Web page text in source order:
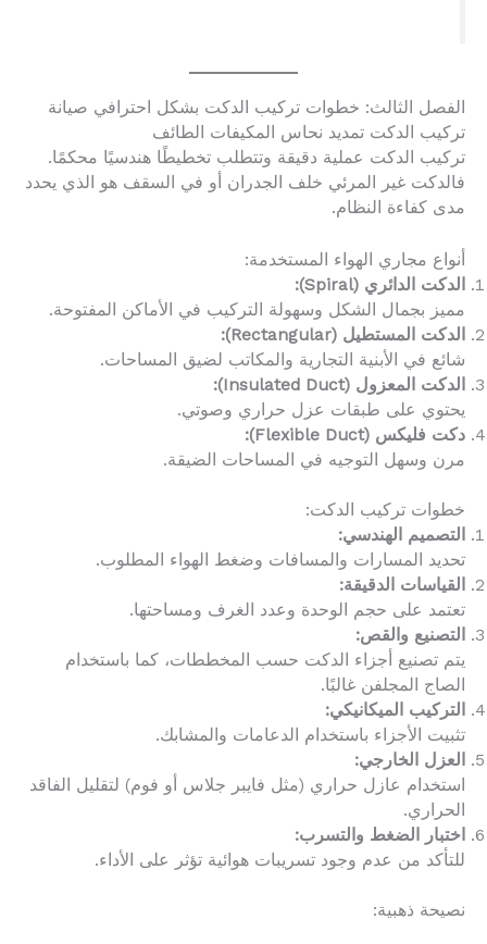
الفصل الثالث: خطوات تركيب الدكت بشكل احترافي صيانة
تركيب الدكت تمديد نحاس المكيفات الطائف
تركيب الدكت عملية دقيقة وتتطلب تخطيطًا هندسيًا محكمًا.
فالدكت غير المرئي خلف الجدران أو في السقف هو الذي يحدد
مدى كفاءة النظام.
أنواع مجاري الهواء المستخدمة:
الدكت الدائري (Spiral):
مميز بجمال الشكل وسهولة التركيب في الأماكن المفتوحة.
الدكت المستطيل (Rectangular):
شائع في الأبنية التجارية والمكاتب لضيق المساحات.
الدكت المعزول (Insulated Duct):
يحتوي على طبقات عزل حراري وصوتي.
دكت فليكس (Flexible Duct):
مرن وسهل التوجيه في المساحات الضيقة.
خطوات تركيب الدكت:
التصميم الهندسي:
تحديد المسارات والمسافات وضغط الهواء المطلوب.
القياسات الدقيقة:
تعتمد على حجم الوحدة وعدد الغرف ومساحتها.
التصنيع والقص:
يتم تصنيع أجزاء الدكت حسب المخططات، كما باستخدام
الصاج المجلفن غالبًا.
التركيب الميكانيكي:
تثبيت الأجزاء باستخدام الدعامات والمشابك.
العزل الخارجي:
استخدام عازل حراري (مثل فايبر جلاس أو فوم) لتقليل الفاقد
الحراري.
اختبار الضغط والتسرب:
للتأكد من عدم وجود تسريبات هوائية تؤثر على الأداء.
نصيحة ذهبية: